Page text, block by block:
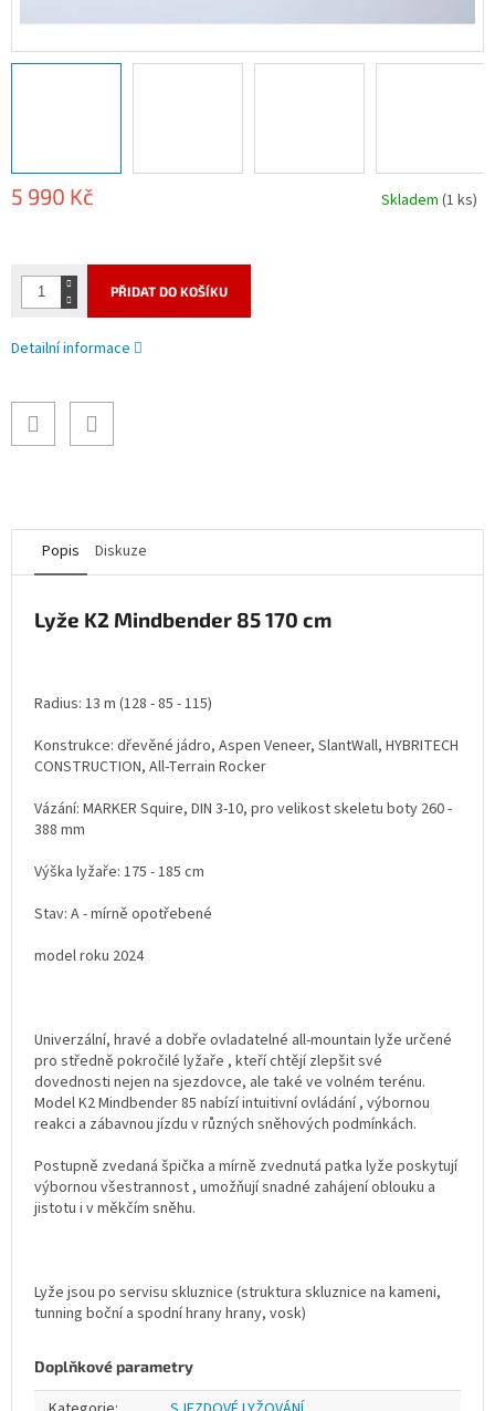
5 990 Kč Skladem(1 ks)
PŘIDAT DO KOŠÍKU
Detailní informace
Popis Diskuze
Lyže K2 Mindbender 85 170 cm
Radius: 13 m (128 - 85 - 115)
Konstrukce: dřevěné jádro, Aspen Veneer, SlantWall, HYBRITECH
CONSTRUCTION, All-Terrain Rocker
Vázání: MARKER Squire, DIN 3-10, pro velikost skeletu boty 260 -
388 mm
Výška lyžaře: 175 - 185 cm
Stav: A - mírně opotřebené
model roku 2024
Univerzální, hravé a dobře ovladatelné all-mountain lyže určené
pro středně pokročilé lyžaře , kteří chtějí zlepšit své
dovednosti nejen na sjezdovce, ale také ve volném terénu.
Model K2 Mindbender 85 nabízí intuitivní ovládání , výbornou
reakci a zábavnou jízdu v různých sněhových podmínkách.
Postupně zvedaná špička a mírně zvednutá patka lyže poskytují
výbornou všestrannost , umožňují snadné zahájení oblouku a
jistotu i v měkčím sněhu.
Lyže jsou po servisu skluznice (struktura skluznice na kameni,
tunning boční a spodní hrany hrany, vosk)
Doplňkové parametry